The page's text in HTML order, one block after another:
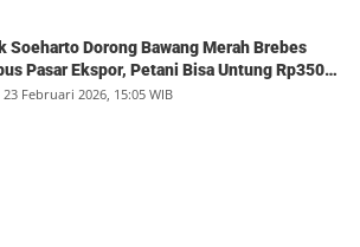
Soeharto Dorong Bawang Merah Brebes
Pasar Ekspor, Petani Bisa Untung Rp350
Hektare
Februari 2026, 15:05 WIB